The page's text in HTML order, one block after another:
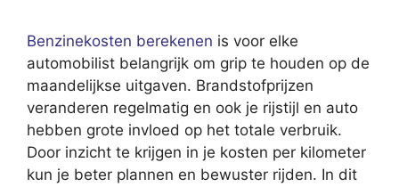
Benzinekosten berekenen is voor elke
automobilist belangrijk om grip te houden op de
maandelijkse uitgaven. Brandstofprijzen
veranderen regelmatig en ook je rijstijl en auto
hebben grote invloed op het totale verbruik.
Door inzicht te krijgen in je kosten per kilometer
kun je beter plannen en bewuster rijden. In dit